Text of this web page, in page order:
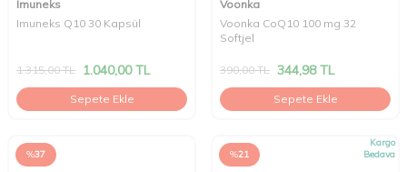
Imuneks
Imuneks Q10 30 Kapsül
1.315,00TL 1.040,00TL
Sepete Ekle
Voonka
Voonka CoQ10 100 mg 32
Softjel
390,00TL 344,98TL
Sepete Ekle
%37 %21
Kargo
Bedava